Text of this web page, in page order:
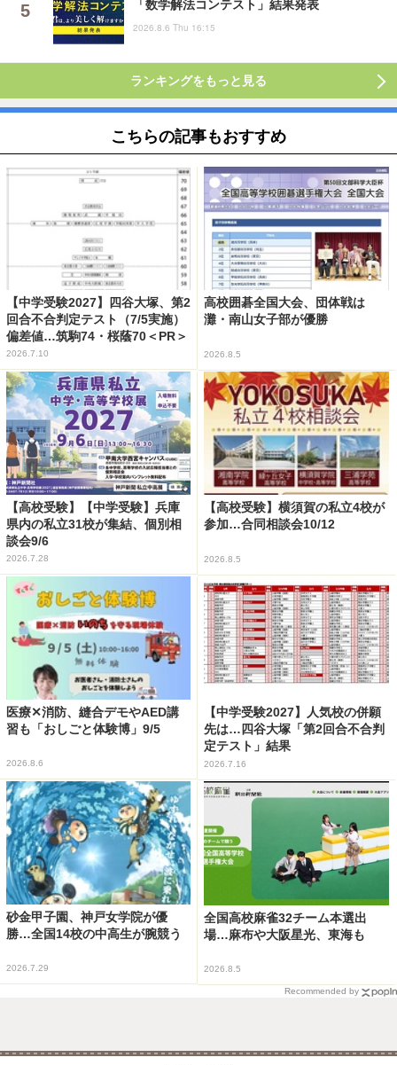
「数学解法コンテスト」結果発表
2026.8.6 Thu 16:15
ランキングをもっと見る
こちらの記事もおすすめ
【中学受験2027】四谷大塚、第2
回合不合判定テスト（7/5実施）
偏差値…筑駒74・桜蔭70＜PR＞
2026.7.10
高校囲碁全国大会、団体戦は
灘・南山女子部が優勝
2026.8.5
【高校受験】【中学受験】兵庫
県内の私立31校が集結、個別相
談会9/6
2026.7.28
【高校受験】横須賀の私立4校が
参加…合同相談会10/12
2026.8.5
医療✕消防、縫合デモやAED講
習も「おしごと体験博」9/5
2026.8.6
【中学受験2027】人気校の併願
先は…四谷大塚「第2回合不合判
定テスト」結果
2026.7.16
砂金甲子園、神戸女学院が優
勝…全国14校の中高生が腕競う
2026.7.29
全国高校麻雀32チーム本選出
場…麻布や大阪星光、東海も
2026.8.5
Recommended by